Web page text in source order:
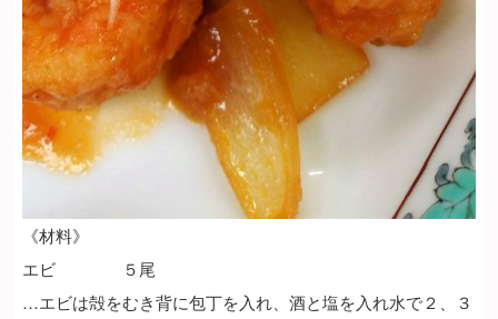
《材料》
エビ ５尾
…エビは殻をむき背に包丁を入れ、酒と塩を入れ水で２、３